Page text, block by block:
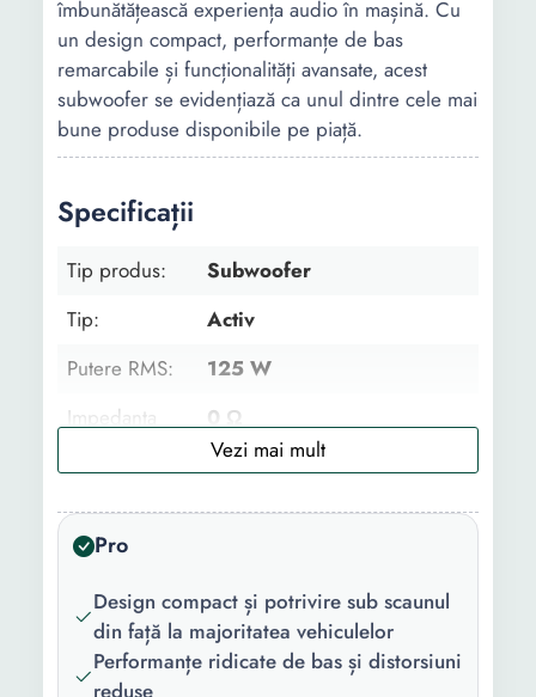
îmbunătățească experiența audio în mașină. Cu
un design compact, performanțe de bas
remarcabile și funcționalități avansate, acest
subwoofer se evidențiază ca unul dintre cele mai
bune produse disponibile pe piață.
Specificații
Tip produs:
Subwoofer
Tip:
Activ
Putere RMS:
125 W
Impedanta
0 Ω
Raspuns in
Functii:
EQ Bass Boost High Pass
Filter Crossover
Pro
Design compact și potrivire sub scaunul
din față la majoritatea vehiculelor
Performanțe ridicate de bas și distorsiuni
reduse